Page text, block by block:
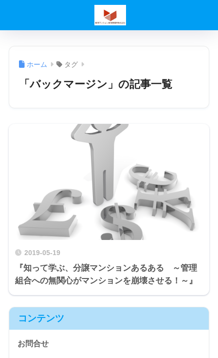
ホーム タグ
「バックマージン」の記事一覧
2019-05-19
『知って学ぶ、分譲マンションあるある ～管理
組合への無関心がマンションを崩壊させる！～』
コンテンツ
お問合せ